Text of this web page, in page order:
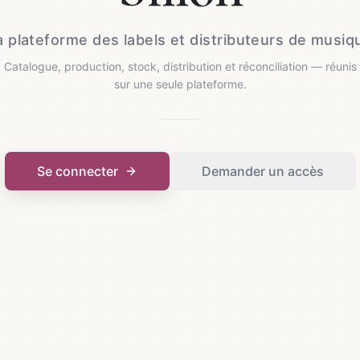
plateforme des labels et distributeurs de
Catalogue, production, stock, distribution et réconciliation — réunis
sur une seule plateforme.
Se connecter Demander un accès